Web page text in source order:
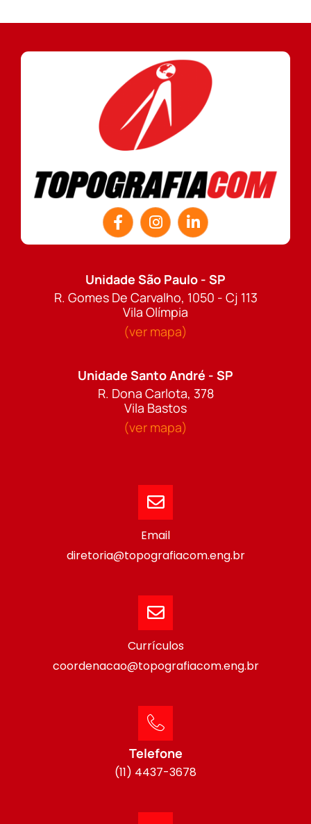
Unidade São Paulo - SP
R. Gomes De Carvalho, 1050 - Cj 113
Vila Olímpia
(ver mapa)
Unidade Santo André - SP
R. Dona Carlota, 378
Vila Bastos
(ver mapa)
Email
diretoria@topografiacom.eng.br
Currículos
coordenacao@topografiacom.eng.br
Telefone
(11) 4437-3678